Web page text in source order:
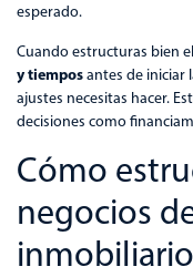
esperado.
Cuando estructuras bien
y tiemposantes de iniciar
ajustes necesitas hacer.
decisiones como
Cómo
negocios
inmobiliario